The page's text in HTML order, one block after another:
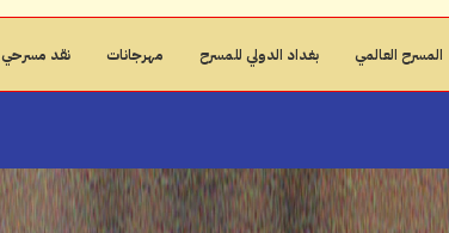
المسرح العالمي بغداد الدولي للمسرح مهرجانات نقد مسرحي